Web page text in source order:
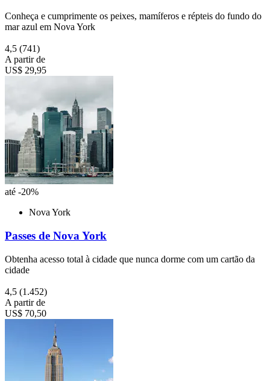
Conheça e cumprimente os peixes, mamíferos e répteis do fundo do
mar azul em Nova York
4,5 (741)
A partir de
US$ 29,95
até -20%
Nova York
Passes de Nova York
Obtenha acesso total à cidade que nunca dorme com um cartão da
cidade
4,5 (1.452)
A partir de
US$ 70,50